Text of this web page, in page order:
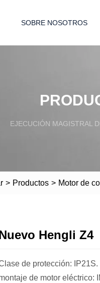
SOBRE NOSOTROS
EJECUCIÓN MAGISTRAL
> Productos > Motor de
Hengli Z4
de protección:
de motor eléctrico: